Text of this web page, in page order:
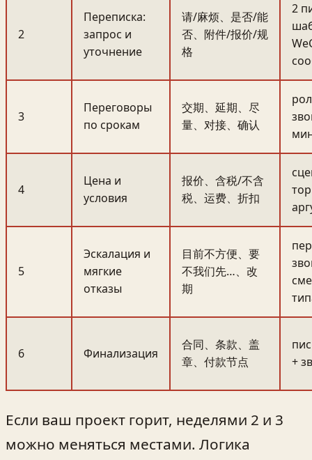
2
Переписка:
запрос и
уточнение
请/麻烦、是否/能
否、附件/报价/规
格
2
3
Переговоры
по срокам
交期、延期、尽
量、对接、确认
4
Цена и
условия
报价、含税/不含
税、运费、折扣
5
Эскалация и
мягкие
отказы
目前不方便、要
不我们先…、改
期
6 Финализация
合同、条款、盖
章、付款节点
+
Если ваш проект горит, неделями 2 и 3
можно меняться местами. Логика